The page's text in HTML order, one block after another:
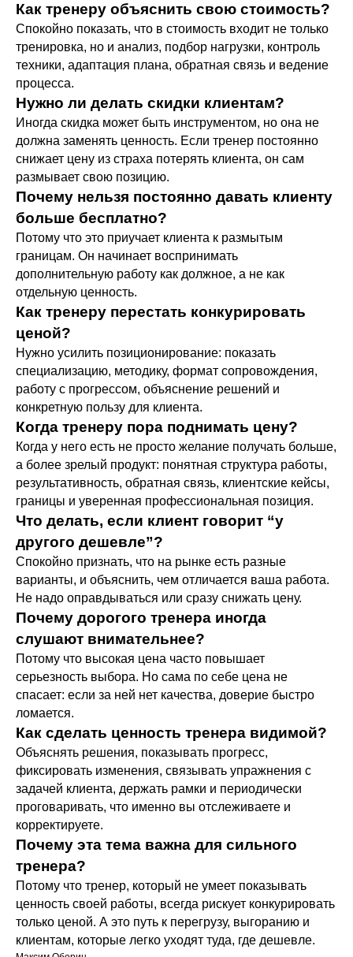
Как тренеру объяснить свою стоимость?
Спокойно показать, что в стоимость входит не только
тренировка, но и анализ, подбор нагрузки, контроль
техники, адаптация плана, обратная связь и ведение
процесса.
Нужно ли делать скидки клиентам?
Иногда скидка может быть инструментом, но она не
должна заменять ценность. Если тренер постоянно
снижает цену из страха потерять клиента, он сам
размывает свою позицию.
Почему нельзя постоянно давать клиенту
больше бесплатно?
Потому что это приучает клиента к размытым
границам. Он начинает воспринимать
дополнительную работу как должное, а не как
отдельную ценность.
Как тренеру перестать конкурировать
ценой?
Нужно усилить позиционирование: показать
специализацию, методику, формат сопровождения,
работу с прогрессом, объяснение решений и
конкретную пользу для клиента.
Когда тренеру пора поднимать цену?
Когда у него есть не просто желание получать больше,
а более зрелый продукт: понятная структура работы,
результативность, обратная связь, клиентские кейсы,
границы и уверенная профессиональная позиция.
Что делать, если клиент говорит “у
другого дешевле”?
Спокойно признать, что на рынке есть разные
варианты, и объяснить, чем отличается ваша работа.
Не надо оправдываться или сразу снижать цену.
Почему дорогого тренера иногда
слушают внимательнее?
Потому что высокая цена часто повышает
серьезность выбора. Но сама по себе цена не
спасает: если за ней нет качества, доверие быстро
ломается.
Как сделать ценность тренера видимой?
Объяснять решения, показывать прогресс,
фиксировать изменения, связывать упражнения с
задачей клиента, держать рамки и периодически
проговаривать, что именно вы отслеживаете и
корректируете.
Почему эта тема важна для сильного
тренера?
Потому что тренер, который не умеет показывать
ценность своей работы, всегда рискует конкурировать
только ценой. А это путь к перегрузу, выгоранию и
клиентам, которые легко уходят туда, где дешевле.
Работа с осанкой
Дмитрий Горковский.
Подробнее о программе →
Боли в спине
Дмитрий Горковский.
Подробнее о программе →
Нестабильные поверхности
Александр Мироненко.
Подробнее о программе →
Миофасциальный релиз
Александр Мироненко.
Подробнее о программе →
Оформить • 2 999 ₽
Оформить • 2 999 ₽
Оформить • 2 999 ₽
Оформить • 2 999 ₽
Смотреть другие мини-курсы